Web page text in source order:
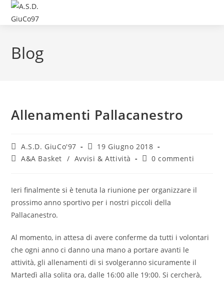
Blog
Allenamenti Pallacanestro
A.S.D. GiuCo'97
19 Giugno 2018
A&A Basket / Avvisi & Attività 0 commenti
Ieri finalmente si è tenuta la riunione per organizzare il
prossimo anno sportivo per i nostri piccoli della
Pallacanestro.
Al momento, in attesa di avere conferme da tutti i volontari
che ogni anno ci danno una mano a portare avanti le
attività, gli allenamenti di si svolgeranno sicuramente il
Martedì alla solita ora, dalle 16:00 alle 19:00. Si cercherà,